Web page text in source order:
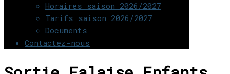
Horaires saison 2026/2027
Tarifs saison 2026/2027
Documents
Contactez-nous